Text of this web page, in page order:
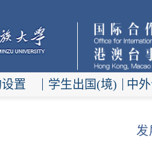
置 学生出国(境) 中
发